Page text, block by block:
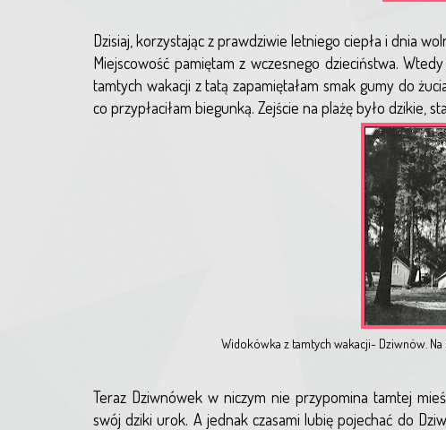
Dzisiaj, korzystając z prawdziwie letniego ciepła i dnia
Miejscowość pamiętam z wczesnego dzieciństwa.
tamtych wakacji z tatą zapamiętałam smak gumy do
co przypłaciłam biegunką. Zejście na plażę było dzikie,
Widokówka z tamtych wakacji- Dziwnów. Na
Teraz Dziwnówek w niczym nie przypomina tamtej
swój dziki urok. A jednak czasami lubię pojechać do